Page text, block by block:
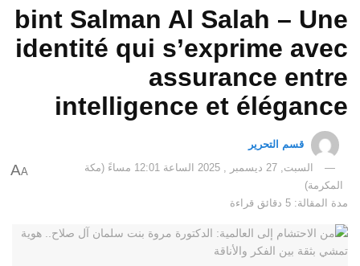
bint Salman Al Salah – Une
identité qui s’exprime avec
assurance entre
intelligence et élégance
قسم التحرير
السبت, 27 ديسمبر , 2025 الساعة 12:01 مساءً (مكة
المكرمة)
مدة المقالة: 5 دقائق قراءة
A
A